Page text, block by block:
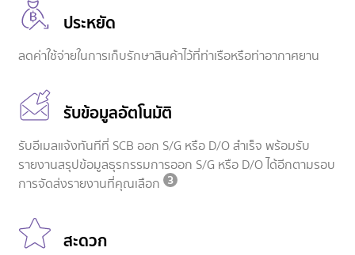
ประหยัด
ลดค่าใช้จ่ายในการเก็บรักษาสินค้าไว้ที่ท่าเรือหรือท่าอากาศยาน
รับข้อมูลอัตโนมัติ
รับอีเมลแจ้งทันทีที่ SCB ออก S/G หรือ D/O สำเร็จ พร้อมรับ
รายงานสรุปข้อมูลธุรกรรมการออก S/G หรือ D/O ได้อีกตามรอบ
การจัดส่งรายงานที่คุณเลือก 3
สะดวก